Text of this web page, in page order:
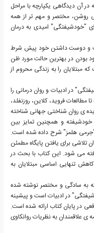
آن دیدگاهی یکپارچه با مراحل
روشن، مختصر و مهم تر از همه
"خودشیفتگی" امیدی به درمان
و دوست داشتن خود پیش شرط
بودن در بهترین حالت مورد ظن
را به زندگی محروم از
در ادبیات و روان درمانی را
مطالعات فروید، کلاین، روزنفلد،
ی روان شناختی جهانی شناخته
و همچنین تمایز بین
هلمز" شرح داده شده است.
برای یافتن پایگاه مطمئن
می شود. این کتاب با بحث در
تنهایی اساسی مبتلایان به
به سادگی و مختصر نوشته شده
در ادبیات است و پیشینه
در پایان کتاب ارائه شده است.
علاقمندان به نظریات روانکاوی